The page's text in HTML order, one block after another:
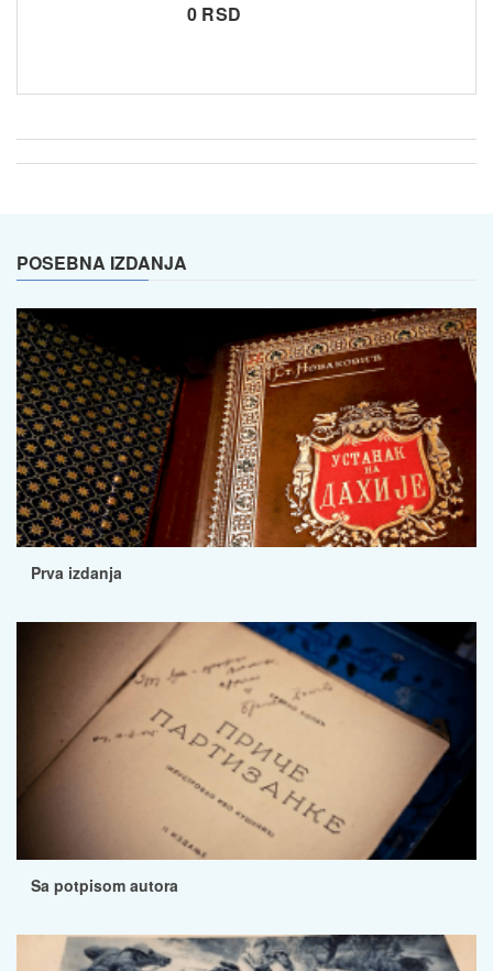
0 RSD
POSEBNA IZDANJA
Prva izdanja
Sa potpisom autora